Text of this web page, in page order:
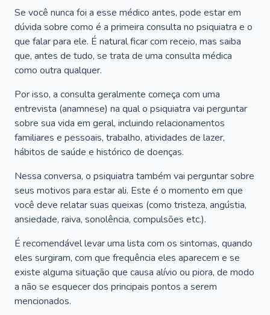
Se você nunca foi a esse médico antes, pode estar em
dúvida sobre como é a primeira consulta no psiquiatra e o
que falar para ele. É natural ficar com receio, mas saiba
que, antes de tudo, se trata de uma consulta médica
como outra qualquer.
Por isso, a consulta geralmente começa com uma
entrevista (anamnese) na qual o psiquiatra vai perguntar
sobre sua vida em geral, incluindo relacionamentos
familiares e pessoais, trabalho, atividades de lazer,
hábitos de saúde e histórico de doenças.
Nessa conversa, o psiquiatra também vai perguntar sobre
seus motivos para estar ali. Este é o momento em que
você deve relatar suas queixas (como tristeza, angústia,
ansiedade, raiva, sonolência, compulsões etc.).
É recomendável levar uma lista com os sintomas, quando
eles surgiram, com que frequência eles aparecem e se
existe alguma situação que causa alívio ou piora, de modo
a não se esquecer dos principais pontos a serem
mencionados.